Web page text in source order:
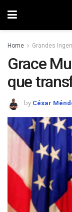
Home Grandes
Grace
que
by César